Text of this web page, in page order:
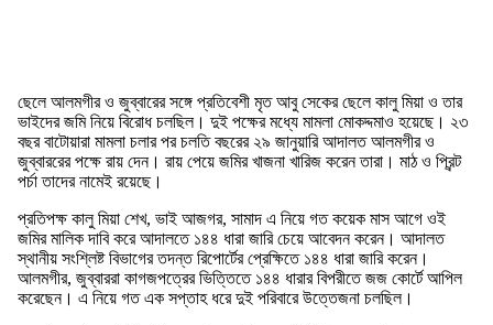
ছেলে আলমগীর ও জুব্বারের সঙ্গে প্রতিবেশী মৃত আবু সেকের ছেলে কালু মিয়া ও তার
ভাইদের জমি নিয়ে বিরোধ চলছিল। দুই পক্ষের মধ্যে মামলা মোকদ্দমাও হয়েছে। ২৩
বছর বাটোয়ারা মামলা চলার পর চলতি বছরের ২৯ জানুয়ারি আদালত আলমগীর ও
জুব্বাররের পক্ষে রায় দেন। রায় পেয়ে জমির খাজনা খারিজ করেন তারা। মাঠ ও প্রিন্ট
পর্চা তাদের নামেই রয়েছে।
প্রতিপক্ষ কালু মিয়া শেখ, ভাই আজগর, সামাদ এ নিয়ে গত কয়েক মাস আগে ওই
জমির মালিক দাবি করে আদালতে ১৪৪ ধারা জারি চেয়ে আবেদন করেন। আদালত
স্থানীয় সংশ্লিষ্ট বিভাগের তদন্ত রিপোর্টের প্রেক্ষিতে ১৪৪ ধারা জারি করেন।
আলমগীর, জুব্বাররা কাগজপত্রের ভিত্তিতে ১৪৪ ধারার বিপরীতে জজ কোর্টে আপিল
করেছেন। এ নিয়ে গত এক সপ্তাহ ধরে দুই পরিবারে উত্তেজনা চলছিল।